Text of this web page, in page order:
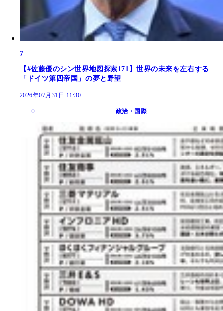
7
【#佐藤優のシン世界地図探索171】世界の未来を左右する
「ドイツ第四帝国」の夢と野望
2026年07月31日 11:30
政治・国際